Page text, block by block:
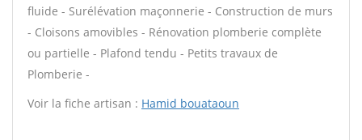
fluide - Surélévation maçonnerie - Construction de murs
- Cloisons amovibles - Rénovation plomberie complète
ou partielle - Plafond tendu - Petits travaux de
Plomberie -
Voir la fiche artisan : Hamid bouataoun